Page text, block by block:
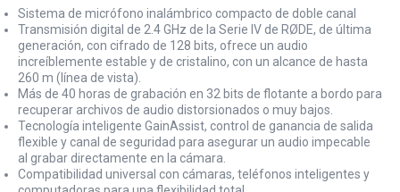
Sistema de micrófono inalámbrico compacto de doble canal
Transmisión digital de 2.4 GHz de la Serie IV de RØDE, de última
generación, con cifrado de 128 bits, ofrece un audio
increíblemente estable y de cristalino, con un alcance de hasta
260 m (línea de vista).
Más de 40 horas de grabación en 32 bits de flotante a bordo para
recuperar archivos de audio distorsionados o muy bajos.
Tecnología inteligente GainAssist, control de ganancia de salida
flexible y canal de seguridad para asegurar un audio impecable
al grabar directamente en la cámara.
Compatibilidad universal con cámaras, teléfonos inteligentes y